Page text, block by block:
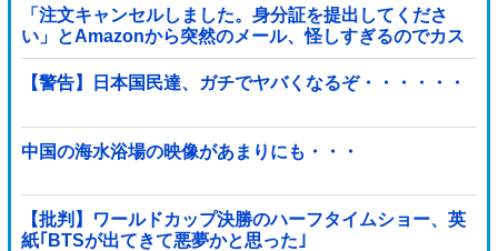
「注文キャンセルしました。身分証を提出してくださ
い」とAmazonから突然のメール、怪しすぎるのでカス
タマーに確認したら……
【警告】日本国民達、ガチでヤバくなるぞ・・・・・・
中国の海水浴場の映像があまりにも・・・
【批判】ワールドカップ決勝のハーフタイムショー、英
紙｢BTSが出てきて悪夢かと思った｣